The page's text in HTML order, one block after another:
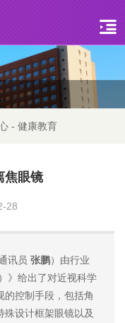
- 健康教育
焦眼镜
28
讯员 张鹏）由行业
》给出了对近视科学
的控制手段，包括角
殊设计框架眼镜以及